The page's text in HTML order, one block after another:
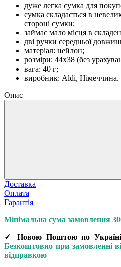
дуже легка сумка для
сумка складається в
стороні сумки;
займає мало місця в
дві ручки середньої
матеріал: нейлон;
розміри: 44х38 (без
вага: 40 г;
виробник: Aldi, Німеччина.
Опис
Доставка
Оплата
Гарантія
Мінімальна сума замовлення
✓ Новою Поштою по
Безкоштовно при замовленні
відправкою